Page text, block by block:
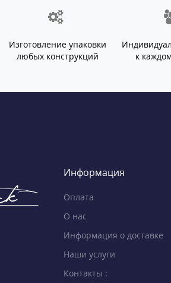
Изготовление упаковки
любых конструкций
к
Информация
Оплата
О нас
Информация о доставке
Наши услуги
Контакты :